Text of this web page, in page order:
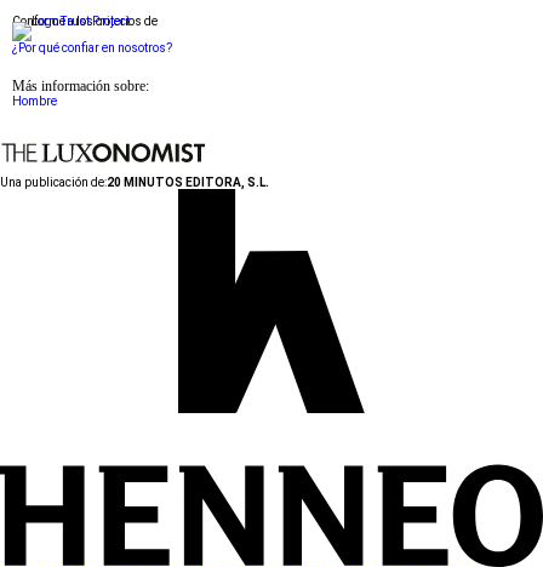
Conforme a los criterios de
¿Por qué confiar en nosotros?
Más información sobre:
Hombre
Una publicación de:20 MINUTOS EDITORA, S.L.